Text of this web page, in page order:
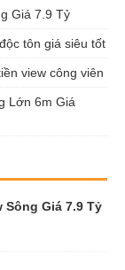
Giá 7.9 Tỷ
tôn giá siêu tốt
view công viên
Lớn 6m Giá
Sông Giá 7.9 Tỷ